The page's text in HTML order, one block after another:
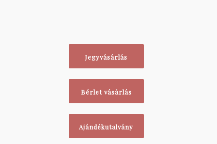
Jegyvásárlás
Bérlet vásárlás
Ajándékutalvány